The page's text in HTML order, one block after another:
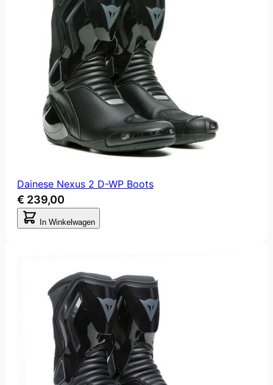
Dainese Nexus 2 D-WP Boots
€ 239,00
In Winkelwagen